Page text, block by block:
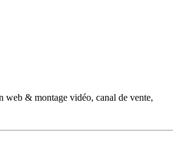
web & montage vidéo, canal de vente,